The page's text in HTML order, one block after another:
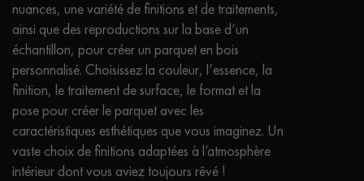
nuances, une variété de finitions et de traitements,
ainsi que des reproductions sur la base d’un
échantillon, pour créer un parquet en bois
personnalisé. Choisissez la couleur, l’essence, la
finition, le traitement de surface, le format et la
pose pour créer le parquet avec les
caractéristiques esthétiques que vous imaginez. Un
vaste choix de finitions adaptées à l’atmosphère
intérieur dont vous aviez toujours rêvé !